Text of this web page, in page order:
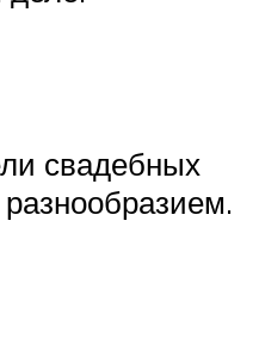
свадебных